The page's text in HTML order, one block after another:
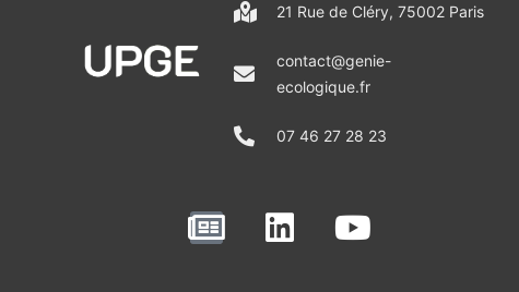
21 Rue de Cléry, 75002 Paris
contact@genie-
ecologique.fr
07 46 27 28 23
N
e
L
i
Y
o